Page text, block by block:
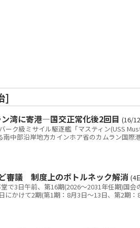
]
湾に寄港―国交正常化後2回目 (16/
ーク級ミサイル駆逐艦「マスティン(USS
南中部沿岸地方カインホア省のカムラン国際
審議 制度上のボトルネック解消 (4
で3日午前、第16期(2026～2031年任期)国
にかけて2期(第1期：8月3日～13日、第2期：